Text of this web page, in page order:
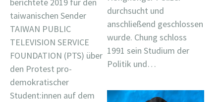
berichtete 2019 für den
taiwanischen Sender
TAIWAN PUBLIC
TELEVISION SERVICE
FOUNDATION (PTS) über
den Protest pro-
demokratischer
Student:innen auf dem
durchsucht und
anschließend geschlossen
wurde. Chung schloss
1991 sein Studium der
Politik und…